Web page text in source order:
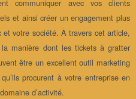
communiquer avec vos clients
et ainsi créer un engagement plus
et votre société. À travers cet article,
la manière dont les tickets à gratter
être un excellent outil marketing
procurent à votre entreprise en
d’activité.